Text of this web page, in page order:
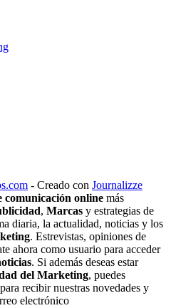
- Creado con Journalizze
comunicación online más
, Marcas y estrategias de
diaria, la actualidad, noticias y los
. Estrevistas, opiniones de
ahora como usuario para acceder
. Si además deseas estar
del Marketing, puedes
recibir nuestras novedades y
electrónico